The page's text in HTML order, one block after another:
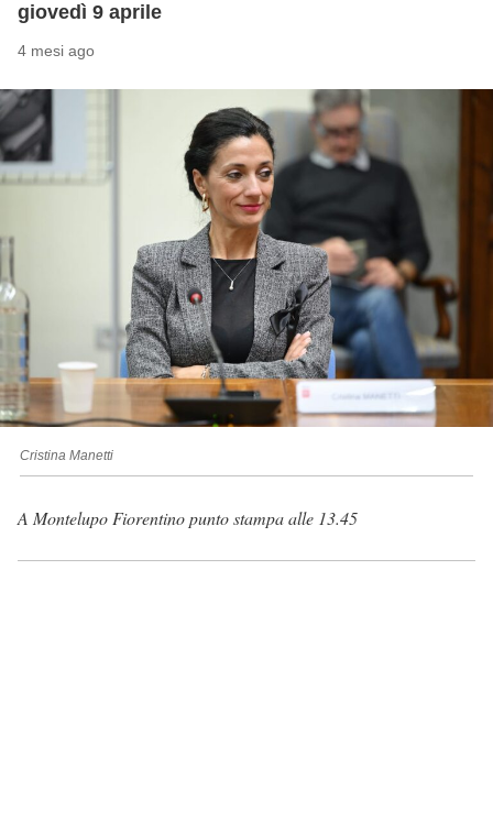
giovedì 9 aprile
4 mesi ago
Cristina Manetti
A Montelupo Fiorentino punto stampa alle 13.45